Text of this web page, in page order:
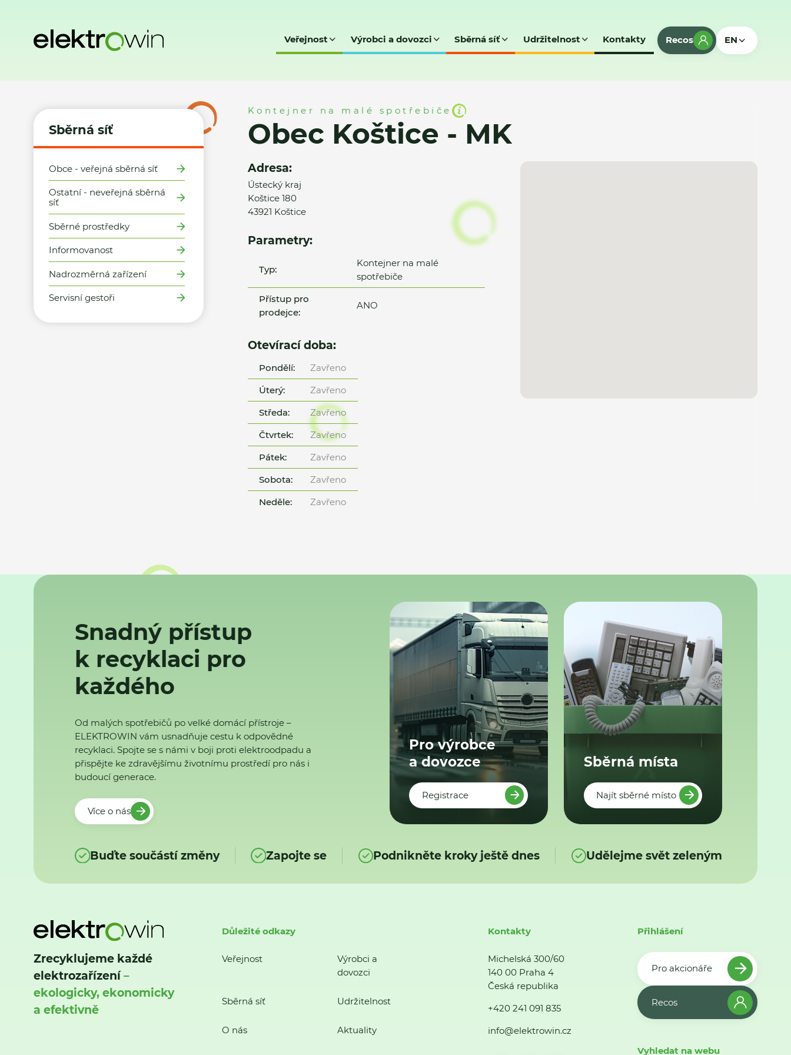
Veřejnost Výrobci a dovozci Sběrná síť Udržitelnost Kontakty Recos EN
Sběrná síť
Obce - veřejná sběrná síť
Ostatní - neveřejná sběrná
síť
Sběrné prostředky
Informovanost
Nadrozměrná zařízení
Servisní gestoři
Kontejner na malé spotřebiče
Obec Koštice - MK
Adresa:
Ústecký kraj
Koštice 180
43921 Koštice
Parametry:
Typ:
Kontejner na malé
spotřebiče
Přístup pro
prodejce:
ANO
Otevírací doba:
Pondělí:
Zavřeno
Úterý:
Zavřeno
Středa:
Zavřeno
Čtvrtek:
Zavřeno
Pátek:
Zavřeno
Sobota:
Zavřeno
Neděle:
Zavřeno
Snadný přístup
k recyklaci pro
každého
Od malých spotřebičů po velké domácí přístroje –
ELEKTROWIN vám usnadňuje cestu k odpovědné
recyklaci. Spojte se s námi v boji proti elektroodpadu a
přispějte ke zdravějšímu životnímu prostředí pro nás i
budoucí generace.
Více o nás
Pro výrobce
a dovozce
Registrace
Sběrná místa
Najít sběrné místo
Buďte součástí změny Zapojte se Podnikněte kroky ještě dnes Udělejme svět zeleným
Zrecyklujeme každé
elektrozařízení–
ekologicky, ekonomicky
a efektivně
Důležité odkazy
Veřejnost
Výrobci a
dovozci
Sběrná síť Udržitelnost
O nás Aktuality
Kontakty
Michelská 300/60
140 00 Praha 4
Česká republika
+420 241 091 835
info@elektrowin.cz
Přihlášení
Pro akcionáře
Recos
Vyhledat na webu